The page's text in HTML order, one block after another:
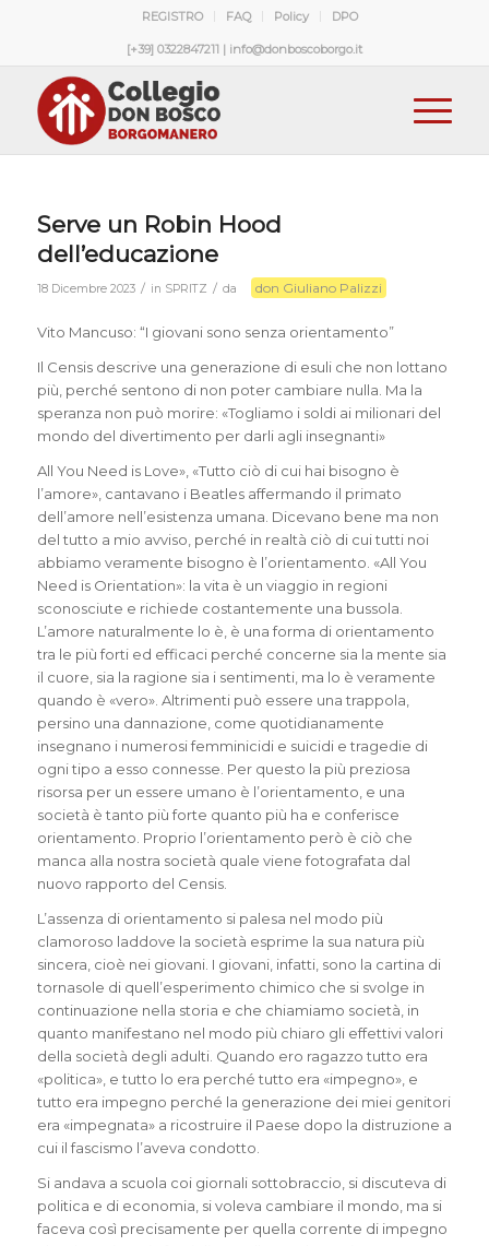
REGISTRO FAQ Policy DPO
[+39] 0322847211 | info@donboscoborgo.it
Serve un Robin Hood
dell’educazione
18 Dicembre 2023 / in SPRITZ / da don Giuliano Palizzi
Vito Mancuso: “I giovani sono senza orientamento”
Il Censis descrive una generazione di esuli che non lottano
più, perché sentono di non poter cambiare nulla. Ma la
speranza non può morire: «Togliamo i soldi ai milionari del
mondo del divertimento per darli agli insegnanti»
All You Need is Love», «Tutto ciò di cui hai bisogno è
l’amore», cantavano i Beatles affermando il primato
dell’amore nell’esistenza umana. Dicevano bene ma non
del tutto a mio avviso, perché in realtà ciò di cui tutti noi
abbiamo veramente bisogno è l’orientamento. «All You
Need is Orientation»: la vita è un viaggio in regioni
sconosciute e richiede costantemente una bussola.
L’amore naturalmente lo è, è una forma di orientamento
tra le più forti ed efficaci perché concerne sia la mente sia
il cuore, sia la ragione sia i sentimenti, ma lo è veramente
quando è «vero». Altrimenti può essere una trappola,
persino una dannazione, come quotidianamente
insegnano i numerosi femminicidi e suicidi e tragedie di
ogni tipo a esso connesse. Per questo la più preziosa
risorsa per un essere umano è l’orientamento, e una
società è tanto più forte quanto più ha e conferisce
orientamento. Proprio l’orientamento però è ciò che
manca alla nostra società quale viene fotografata dal
nuovo rapporto del Censis.
L’assenza di orientamento si palesa nel modo più
clamoroso laddove la società esprime la sua natura più
sincera, cioè nei giovani. I giovani, infatti, sono la cartina di
tornasole di quell’esperimento chimico che si svolge in
continuazione nella storia e che chiamiamo società, in
quanto manifestano nel modo più chiaro gli effettivi valori
della società degli adulti. Quando ero ragazzo tutto era
«politica», e tutto lo era perché tutto era «impegno», e
tutto era impegno perché la generazione dei miei genitori
era «impegnata» a ricostruire il Paese dopo la distruzione a
cui il fascismo l’aveva condotto.
Si andava a scuola coi giornali sottobraccio, si discuteva di
politica e di economia, si voleva cambiare il mondo, ma si
faceva così precisamente per quella corrente di impegno